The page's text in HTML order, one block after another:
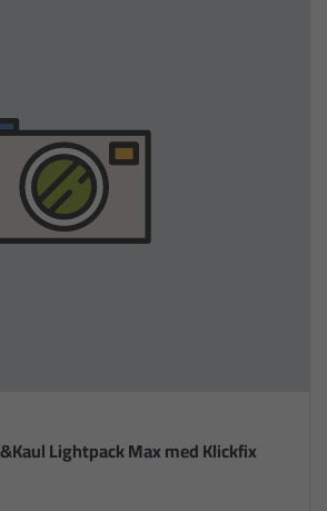
Lightpack Max med Klickfix